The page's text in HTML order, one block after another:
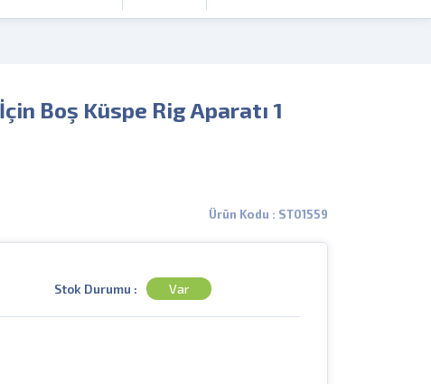
Boş Küspe Rig Aparatı 1
Ürün Kodu : ST01559
Stok Durumu : Var